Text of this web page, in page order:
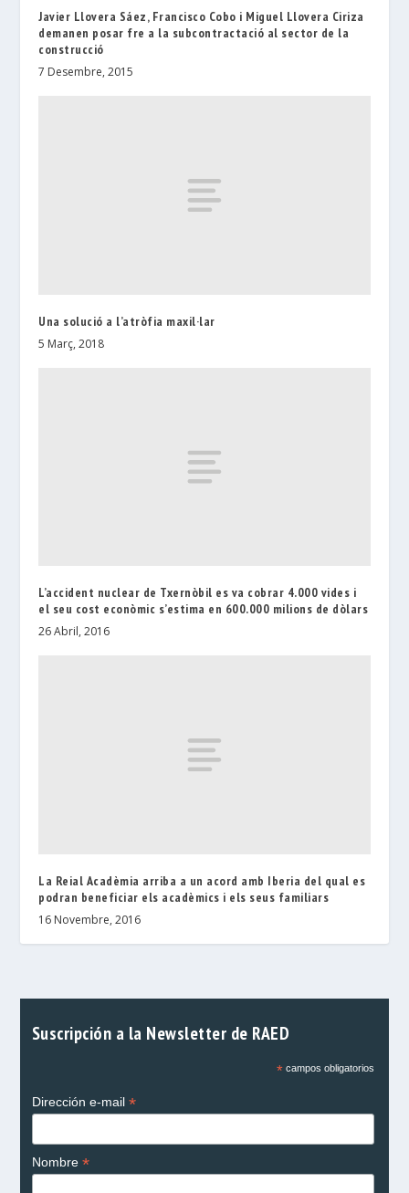
Javier Llovera Sáez, Francisco Cobo i Miguel Llovera Ciriza
demanen posar fre a la subcontractació al sector de la
construcció
7 Desembre, 2015
Una solució a l’atròfia maxil·lar
5 Març, 2018
L’accident nuclear de Txernòbil es va cobrar 4.000 vides i
el seu cost econòmic s’estima en 600.000 milions de dòlars
26 Abril, 2016
La Reial Acadèmia arriba a un acord amb Iberia del qual es
podran beneficiar els acadèmics i els seus familiars
16 Novembre, 2016
Suscripción a la Newsletter de RAED
*campos obligatorios
Dirección e-mail *
Nombre *